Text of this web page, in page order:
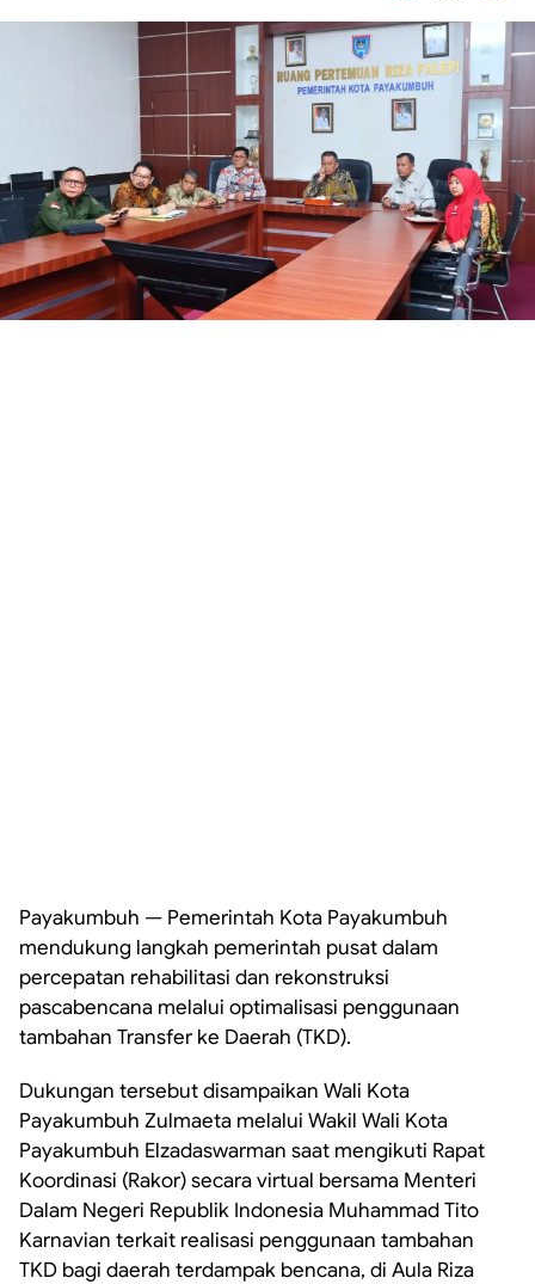
Payakumbuh — Pemerintah Kota Payakumbuh
mendukung langkah pemerintah pusat dalam
percepatan rehabilitasi dan rekonstruksi
pascabencana melalui optimalisasi penggunaan
tambahan Transfer ke Daerah (TKD).
Dukungan tersebut disampaikan Wali Kota
Payakumbuh Zulmaeta melalui Wakil Wali Kota
Payakumbuh Elzadaswarman saat mengikuti Rapat
Koordinasi (Rakor) secara virtual bersama Menteri
Dalam Negeri Republik Indonesia Muhammad Tito
Karnavian terkait realisasi penggunaan tambahan
TKD bagi daerah terdampak bencana, di Aula Riza